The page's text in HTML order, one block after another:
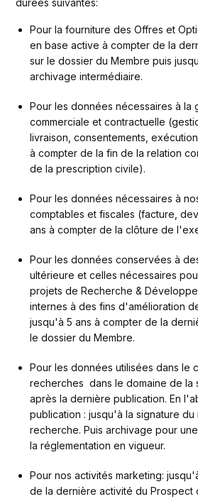
Pour la fourniture des Offres et
en base active à compter de la
sur le dossier du Membre puis
archivage intermédiaire.
Pour les données nécessaires à la
commerciale et contractuelle
livraison, consentements,
à compter de la fin de la relation
de la prescription civile).
Pour les données nécessaires à
comptables et fiscales (facture,
ans à compter de la clôture de
Pour les données conservées à
ultérieure et celles nécessaires
projets de Recherche &
internes à des fins d'amélioration
jusqu'à 5 ans à compter de la
le dossier du Membre.
Pour les données utilisées dans le
recherches  dans le domaine de la
après la dernière publication. En
publication : jusqu'à la signature
recherche. Puis archivage pour
la réglementation en vigueur.
Pour nos activités marketing:
de la dernière activité du Prospect